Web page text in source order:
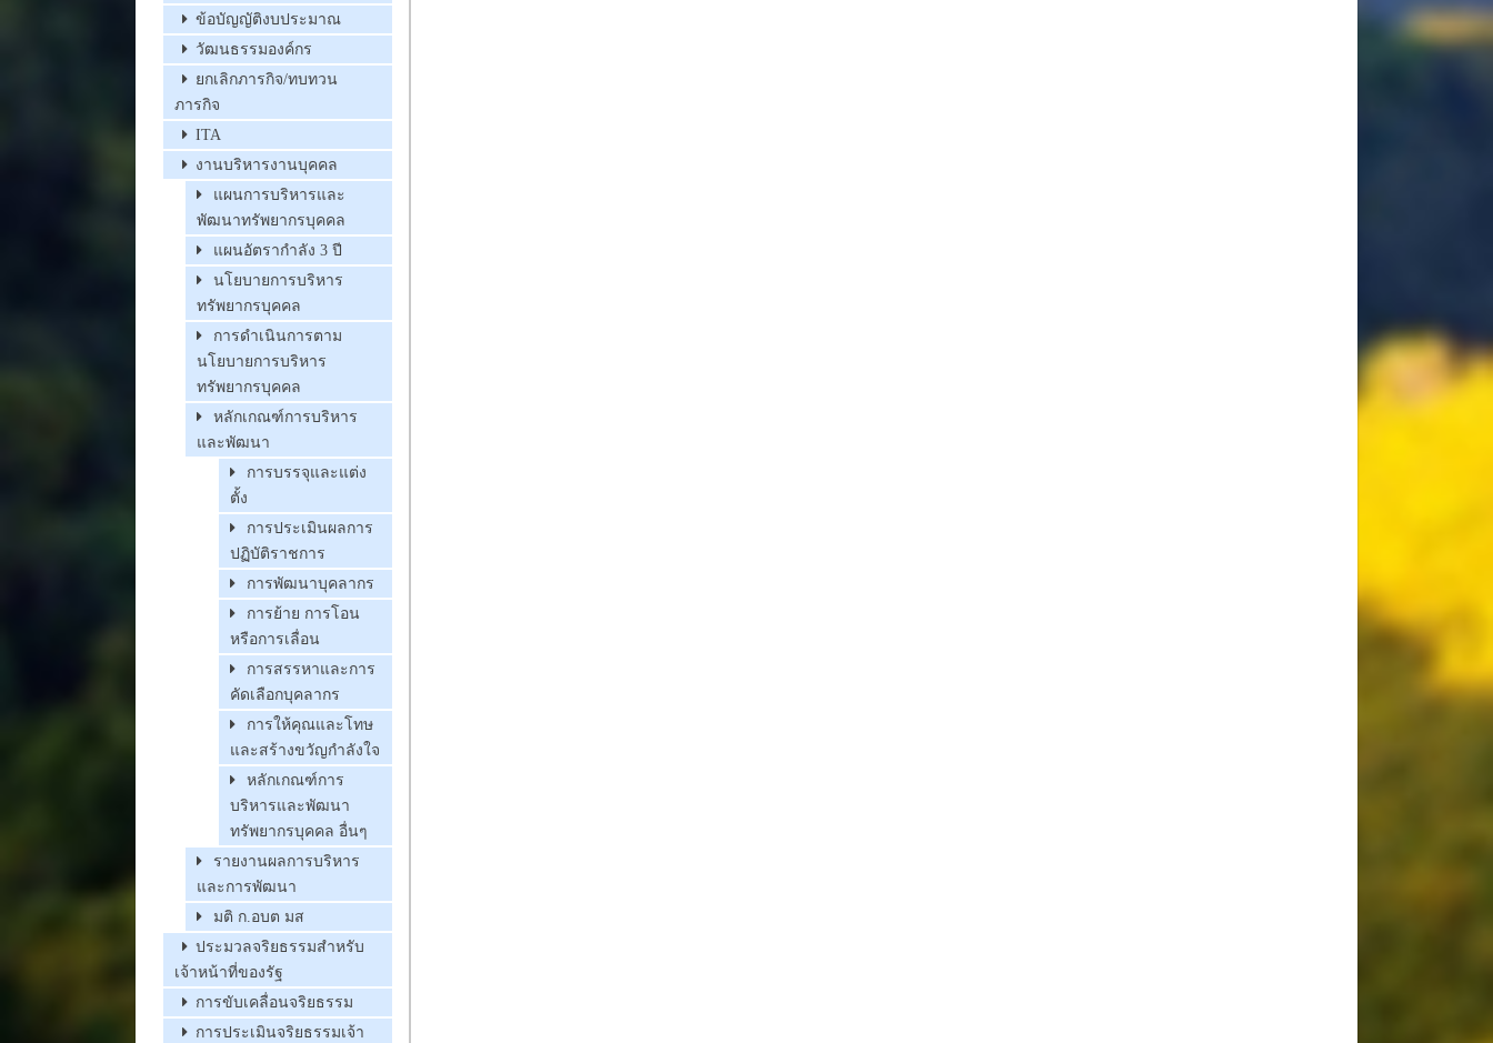
ข้อบัญญัติงบประมาณ
วัฒนธรรมองค์กร
ยกเลิกภารกิจ/ทบทวน
ภารกิจ
ITA
งานบริหารงานบุคคล
แผนการบริหารและ
พัฒนาทรัพยากรบุคคล
แผนอัตรากำลัง 3 ปี
นโยบายการบริหาร
ทรัพยากรบุคคล
การดำเนินการตาม
นโยบายการบริหาร
ทรัพยากรบุคคล
หลักเกณฑ์การบริหาร
และพัฒนา
การบรรจุและแต่ง
ตั้ง
การประเมินผลการ
ปฏิบัติราชการ
การพัฒนาบุคลากร
การย้าย การโอน
หรือการเลื่อน
การสรรหาและการ
คัดเลือกบุคลากร
การให้คุณและโทษ
และสร้างขวัญกำลังใจ
หลักเกณฑ์การ
บริหารและพัฒนา
ทรัพยากรบุคคล อื่นๆ
รายงานผลการบริหาร
และการพัฒนา
มติ ก.อบต มส
ประมวลจริยธรรมสำหรับ
เจ้าหน้าที่ของรัฐ
การขับเคลื่อนจริยธรรม
การประเมินจริยธรรมเจ้า